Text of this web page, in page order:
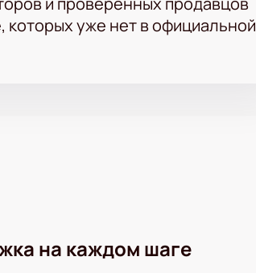
Присоединяйтесь к зрителям этого
которых уже нет в официальной
на каждом шаге